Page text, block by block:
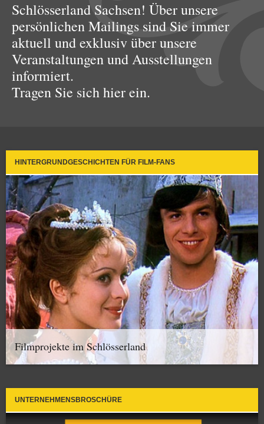
Schlösserland Sachsen! Über unsere
persönlichen Mailings sind Sie immer
aktuell und exklusiv über unsere
Veranstaltungen und Ausstellungen
informiert.
Tragen Sie sich hier ein.
HINTERGRUNDGESCHICHTEN FÜR FILM-FANS
Filmprojekte im Schlösserland
UNTERNEHMENSBROSCHÜRE